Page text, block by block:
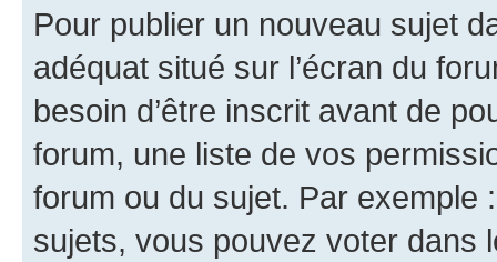
Pour publier un nouveau sujet
adéquat situé sur l’écran du
besoin d’être inscrit avant de
forum, une liste de vos
forum ou du sujet. Par exemple
sujets, vous pouvez voter dans